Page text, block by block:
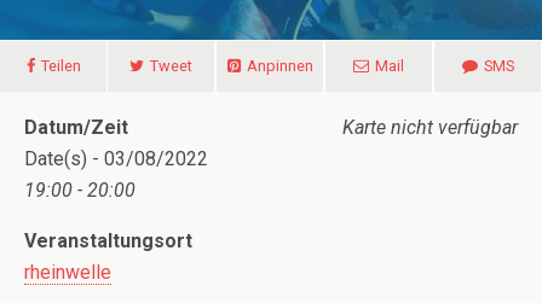
Teilen Tweet Anpinnen Mail SMS
Karte nicht verfügbar
Datum/Zeit
Date(s) - 03/08/2022
19:00 - 20:00
Veranstaltungsort
rheinwelle